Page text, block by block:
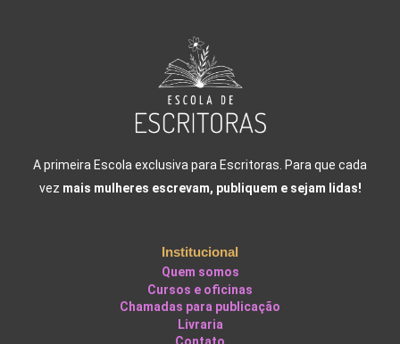
A primeira Escola exclusiva para Escritoras. Para que cada
vez mais mulheres escrevam, publiquem e sejam lidas!
Institucional
Quem somos
Cursos e oficinas
Chamadas para publicação
Livraria